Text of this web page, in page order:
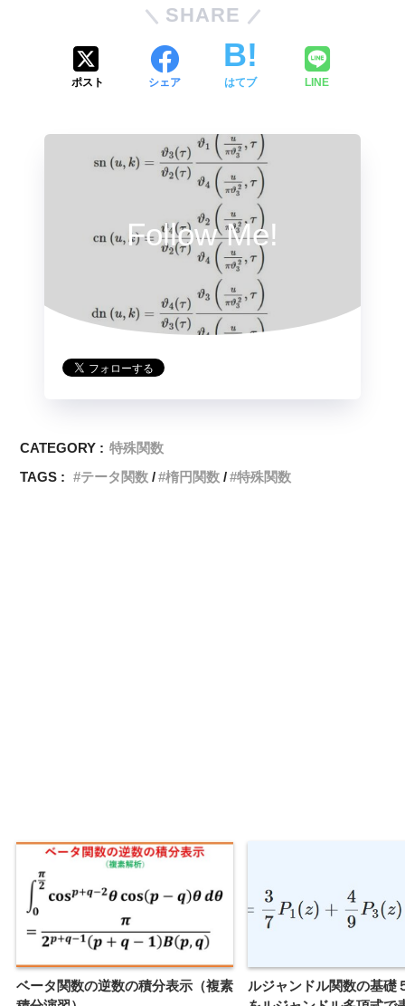
SHARE
ポスト シェア はてブ LINE
Follow Me!
CATEGORY : 特殊関数
TAGS :
テータ関数 楕円関数 特殊関数
ベータ関数の逆数の積分表示（複素
ルジャンドル関数の基礎